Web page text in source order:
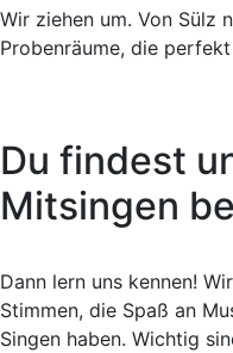
Wir ziehen um. Von Sülz
Probenräume, die
Du findest
Mitsingen
Dann lern uns kennen!
Stimmen, die Spaß an
Singen haben. Wichtig